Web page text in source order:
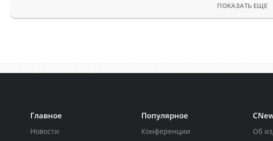
ПОКАЗАТЬ ЕЩЕ
Главное
Новости
Популярное
Конференции
Об